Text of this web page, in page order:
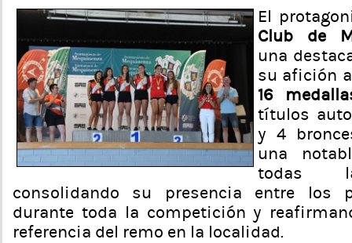
El
Club de
una
su afición
16
títulos
y 4
una
todas
consolidando su presencia entre los
durante toda la competición y
referencia del remo en la localidad.